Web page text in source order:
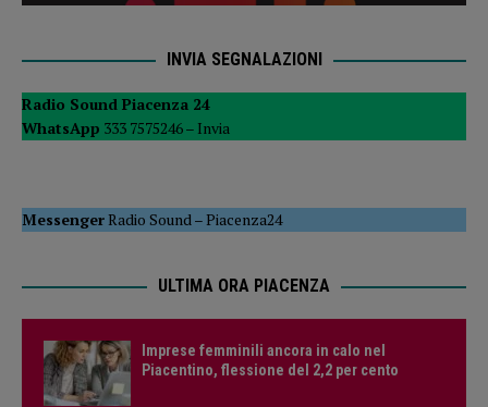
INVIA SEGNALAZIONI
Radio Sound Piacenza 24
WhatsApp 333 7575246 – Invia
MessengerRadio Sound –Piacenza24
ULTIMA ORA PIACENZA
Imprese femminili ancora in calo nel
Piacentino, flessione del 2,2 per cento